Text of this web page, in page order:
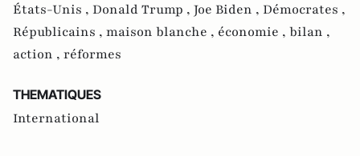
États-Unis , Donald Trump , Joe Biden , Démocrates ,
Républicains , maison blanche , économie , bilan ,
action , réformes
THEMATIQUES
International